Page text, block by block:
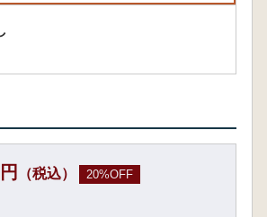
（税込） 20%OFF